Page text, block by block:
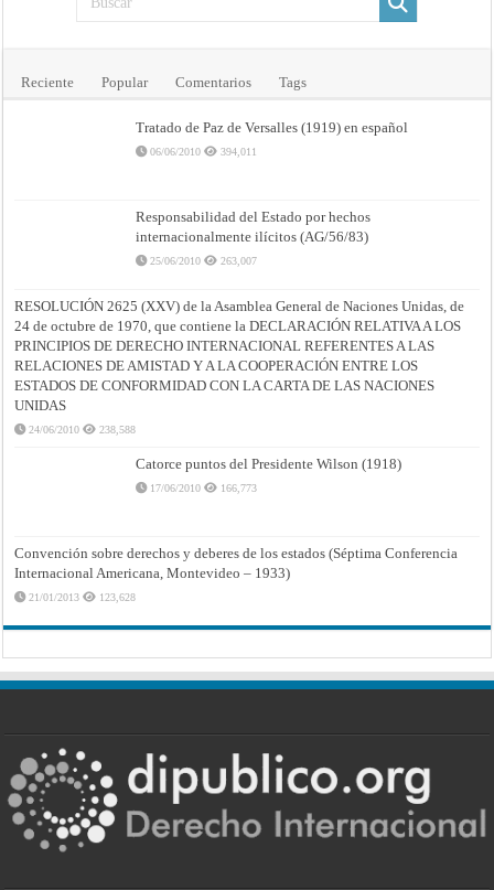
Reciente Popular Comentarios Tags
Tratado de Paz de Versalles (1919) en español
06/06/2010 394,011
Responsabilidad del Estado por hechos
internacionalmente ilícitos (AG/56/83)
25/06/2010 263,007
RESOLUCIÓN 2625 (XXV) de la Asamblea General de Naciones Unidas, de
24 de octubre de 1970, que contiene la DECLARACIÓN RELATIVA A LOS
PRINCIPIOS DE DERECHO INTERNACIONAL REFERENTES A LAS
RELACIONES DE AMISTAD Y A LA COOPERACIÓN ENTRE LOS
ESTADOS DE CONFORMIDAD CON LA CARTA DE LAS NACIONES
UNIDAS
24/06/2010 238,588
Catorce puntos del Presidente Wilson (1918)
17/06/2010 166,773
Convención sobre derechos y deberes de los estados (Séptima Conferencia
Internacional Americana, Montevideo – 1933)
21/01/2013 123,628